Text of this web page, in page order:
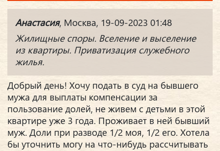
Анастасия, Москва, 19-09-2023 01:48
Жилищные споры. Вселение и выселение
из квартиры. Приватизация служебного
жилья.
Добрый день! Хочу подать в суд на бывшего
мужа для выплаты компенсации за
пользование долей, не живем с детьми в этой
квартире уже 3 года. Проживает в ней бывший
муж. Доли при разводе 1/2 моя, 1/2 его. Хотела
бы уточнить могу на что-нибудь рассчитывать